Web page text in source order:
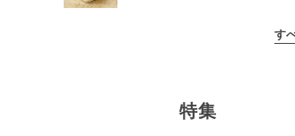
す
特集